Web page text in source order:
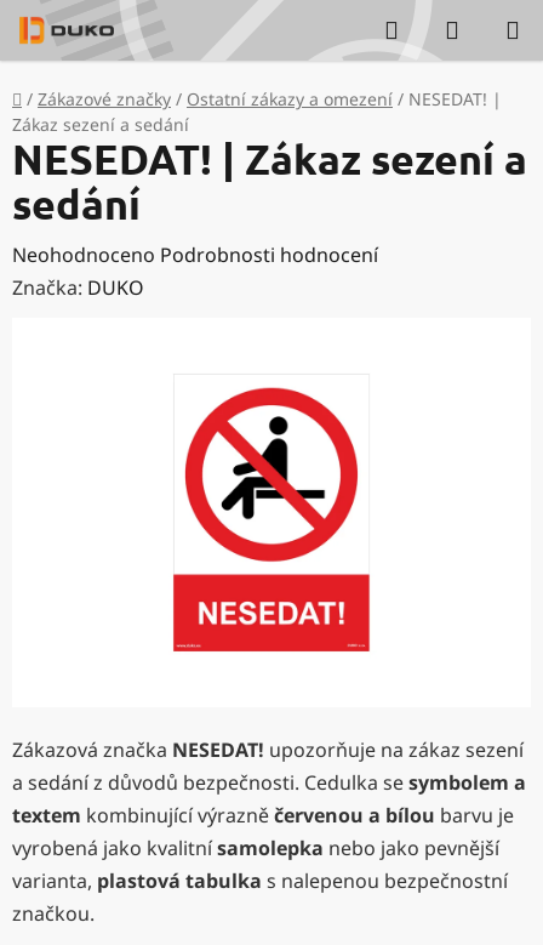
Přejít
na
obsah
Hledat
KOŠÍK
Domů
/ Zákazové značky / Ostatní zákazy a omezení / NESEDAT! |
Zákaz sezení a sedání
Zákazová značka NESEDAT! upozorňuje na zákaz sezení
a sedání z důvodů bezpečnosti. Cedulka sesymbolem a
textem kombinující výrazněčervenou a bílou barvu je
vyrobená jako kvalitnísamolepka nebo jako pevnější
varianta, plastová tabulka s nalepenou bezpečnostní
značkou.
NESEDAT! | Zákaz sezení a
sedání
Průměrné
hodnocení
Neohodnoceno Podrobnosti hodnocení
Značka: DUKO